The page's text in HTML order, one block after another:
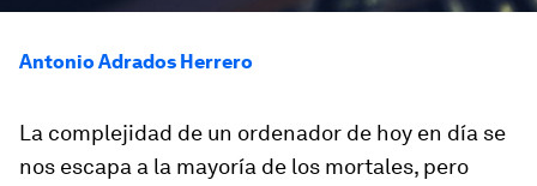
Antonio Adrados Herrero
La complejidad de un ordenador de hoy en día se
nos escapa a la mayoría de los mortales, pero